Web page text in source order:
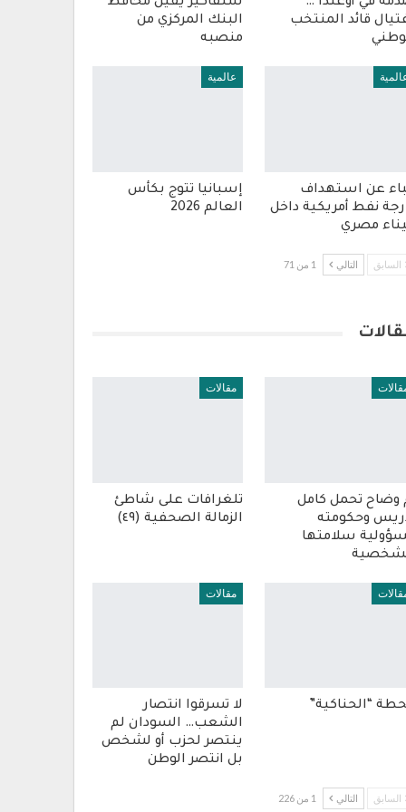
في أوغندا …
قائد المنتخب
سلفاكير يقيل محافظ
البنك المركزي من
منصبه
عن استهداف
نفط أمريكية داخل
مصري
عالمية
إسبانيا تتوج بكأس
العالم 2026
السابق التالي 1 من 71
وضاح تحمل كامل
وحكومته
سلامتها
مقالات
تلغرافات على شاطئ
الزمالة الصحفية (٤٩)
“الحناكية”
مقالات
لا تسرقوا انتصار
الشعب… السودان لم
ينتصر لحزب أو لشخص
بل انتصر الوطن
السابق التالي 1 من 226